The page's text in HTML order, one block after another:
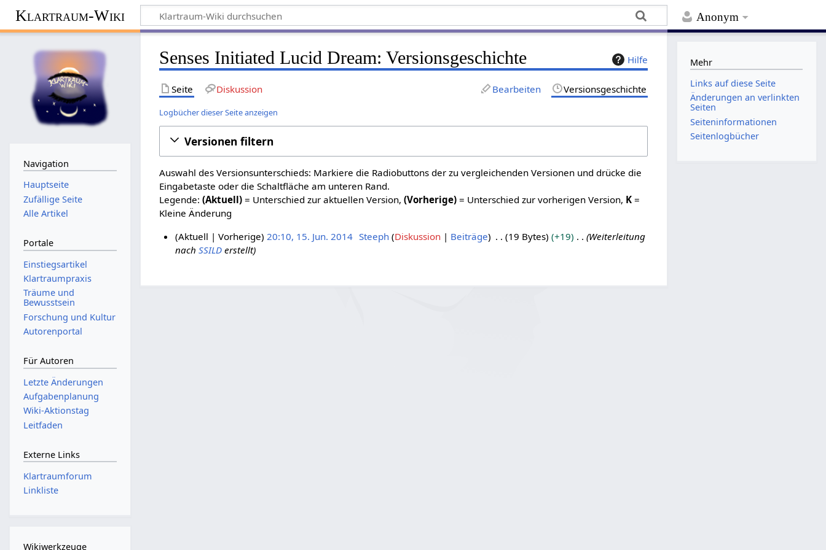
Anonym
Klartraum-Wiki
Hilfe
Senses Initiated Lucid Dream: Versionsgeschichte
Seite Diskussion Bearbeiten Versionsgeschichte
Logbücher dieser Seite anzeigen
Versionen filtern
Auswahl des Versionsunterschieds: Markiere die Radiobuttons der zu vergleichenden Versionen und drücke die
Eingabetaste oder die Schaltfläche am unteren Rand.
Legende:(Aktuell) = Unterschied zur aktuellen Version,(Vorherige) = Unterschied zur vorherigen Version, K =
Kleine Änderung
Aktuell Vorherige 20:10, 15. Jun. 2014 Steeph Diskussion Beiträge 19 Bytes +19
Weiterleitung
nach SSILDerstellt
Navigation
Hauptseite
Zufällige Seite
Alle Artikel
Portale
Einstiegsartikel
Klartraumpraxis
Träume und
Bewusstsein
Forschung und Kultur
Autorenportal
Für Autoren
Letzte Änderungen
Aufgabenplanung
Wiki-Aktionstag
Leitfaden
Externe Links
Klartraumforum
Linkliste
Wikiwerkzeuge
Mehr
Links auf diese Seite
Änderungen an verlinkten
Seiten
Seiten­­informationen
Seitenlogbücher